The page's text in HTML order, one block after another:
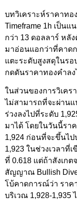
บทวิเคราะห์ราคาท
Timeframe 1h เป็น
กว่า 13 ดอลลาร์ หลั
มาอ่อนแอกว่าที่คาด
แตะระดับสูงสดุในรอ
กดดันราคาทองคำล
ในส่วนของการวิเคร
ไม่สามารถที่จะผ่าน
ร่วงลงไปที่ระดับ
มาได้ โดยในวันนี้รา
1,924 ก่อนที่จะขึ้นไป
1,923 ในช่วงเวลาที่
ที่ 0.618 แต่ถ้าสังเกต
สัญญาณ Bullish
โบ้คาดการณ์ว่า ราค
บริเวณ 1,928-1,935